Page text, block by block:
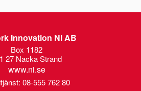
Innovation NI AB
Box 1182
27 Nacka Strand
www.ni.se
08-555 762 80